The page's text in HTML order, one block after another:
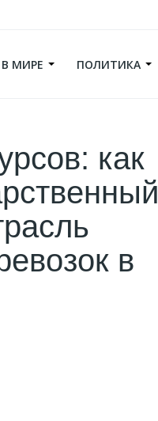
В МИРЕ ПОЛИТИКА
как
в